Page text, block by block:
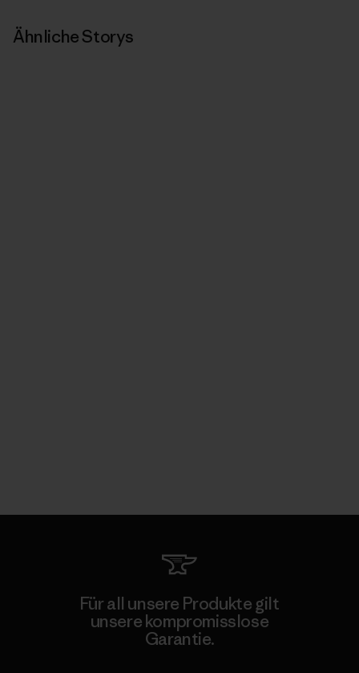
Ähnliche Storys
Für all unsere Produkte gilt
unsere kompromisslose
Garantie.